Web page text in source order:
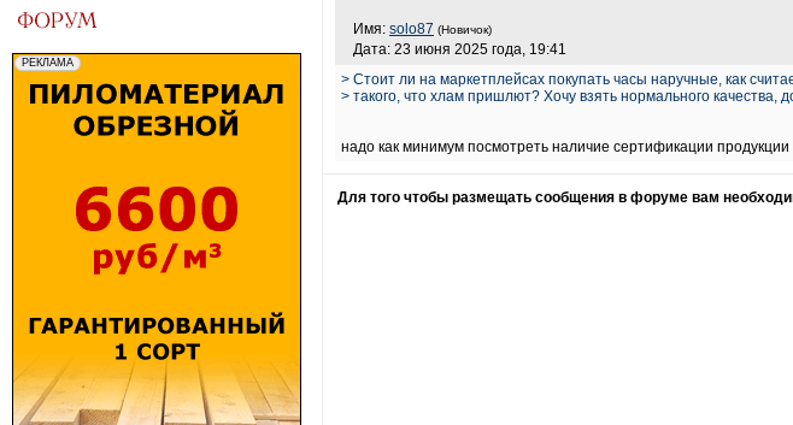
Имя: solo87 (Новичок)
Дата: 23 июня 2025 года, 19:41
> Стоит ли на маркетплейсах покупать часы наручные, как
> такого, что хлам пришлют? Хочу взять нормального качества,
надо как минимум посмотреть наличие сертификации продукции
Для того чтобы размещать сообщения в форуме вам